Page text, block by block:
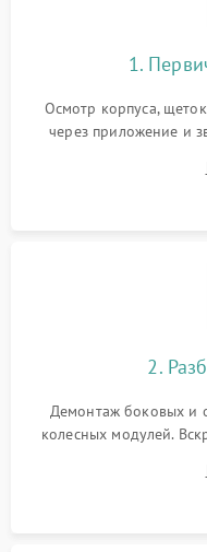
1.
Осмотр корпуса,
через приложение и
аккумулятора и
Оценка работы
2.
Демонтаж боковых и
колесных модулей.
очистка
скопившейся